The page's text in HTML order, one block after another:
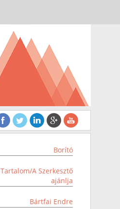
Borító
Tartalom/A Szerkesztő
ajánlja
Bártfai Endre